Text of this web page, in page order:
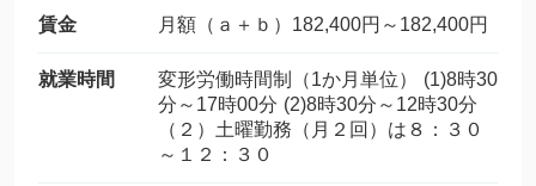
賃金 月額（ａ＋ｂ）182,400円～182,400円
就業時間
変形労働時間制（1か月単位） (1)8時30
分～17時00分 (2)8時30分～12時30分
（２）土曜勤務（月２回）は８：３０
～１２：３０